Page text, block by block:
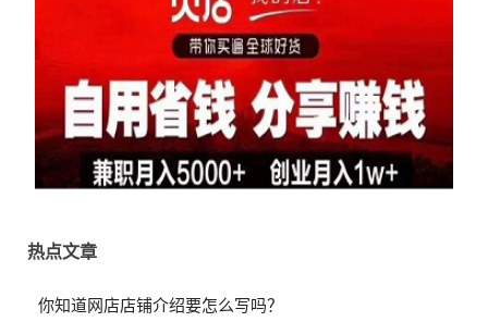
热点文章
你知道网店店铺介绍要怎么写吗？